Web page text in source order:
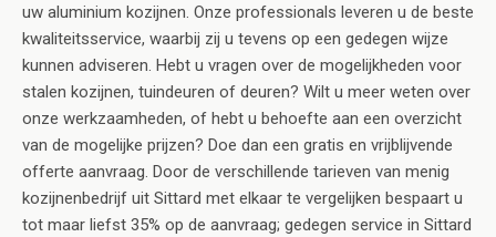
uw aluminium kozijnen. Onze professionals leveren u de beste
kwaliteitsservice, waarbij zij u tevens op een gedegen wijze
kunnen adviseren. Hebt u vragen over de mogelijkheden voor
stalen kozijnen, tuindeuren of deuren? Wilt u meer weten over
onze werkzaamheden, of hebt u behoefte aan een overzicht
van de mogelijke prijzen? Doe dan een gratis en vrijblijvende
offerte aanvraag. Door de verschillende tarieven van menig
kozijnenbedrijf uit Sittard met elkaar te vergelijken bespaart u
tot maar liefst 35% op de aanvraag; gedegen service in Sittard